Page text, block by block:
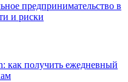
предпринимательство в
и риски
как получить ежедневный